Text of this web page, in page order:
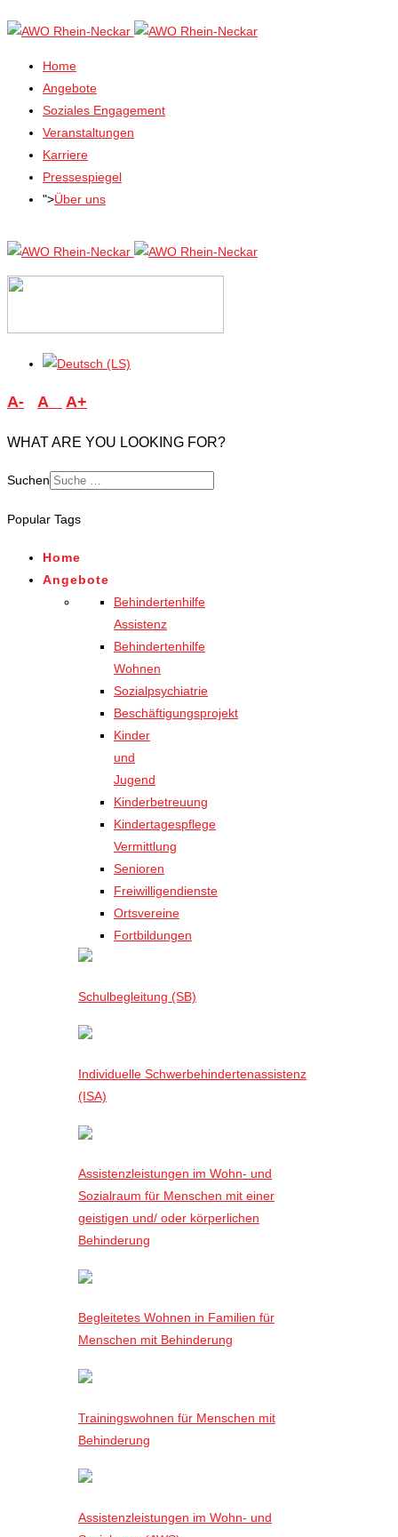
Home
Angebote
Soziales Engagement
Veranstaltungen
Karriere
Pressespiegel
">Über uns
A- A A+
WHAT ARE YOU LOOKING FOR?
Suchen
Popular Tags
Home
Angebote
Behindertenhilfe
Assistenz
Behindertenhilfe
Wohnen
Sozialpsychiatrie
Beschäftigungsprojekt
Kinder
und
Jugend
Kinderbetreuung
Kindertagespflege
Vermittlung
Senioren
Freiwilligendienste
Ortsvereine
Fortbildungen
Schulbegleitung (SB)
Individuelle Schwerbehindertenassistenz
(ISA)
Assistenzleistungen im Wohn- und
Sozialraum für Menschen mit einer
geistigen und/ oder körperlichen
Behinderung
Begleitetes Wohnen in Familien für
Menschen mit Behinderung
Trainingswohnen für Menschen mit
Behinderung
Assistenzleistungen im Wohn- und